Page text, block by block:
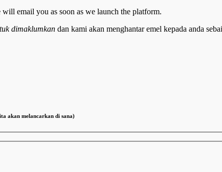
will email you as soon as we launch the platform.
dimaklumkan dan kami akan menghantar emel kepada anda
akan melancarkan di sana)